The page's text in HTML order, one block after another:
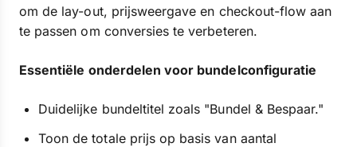
om de lay-out, prijsweergave en checkout-flow aan
te passen om conversies te verbeteren.
Essentiële onderdelen voor bundelconfiguratie
Duidelijke bundeltitel zoals "Bundel & Bespaar."
Toon de totale prijs op basis van aantal